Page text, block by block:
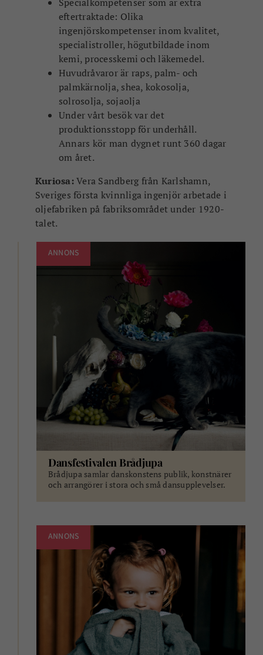
eftertraktade: Olika
ingenjörskompetenser inom kvalitet,
specialistroller, högutbildade inom
kemi, processkemi och läkemedel.
Huvudråvaror är raps, palm- och
palmkärnolja, shea, kokosolja,
solrosolja, sojaolja
Under vårt besök var det
produktionsstopp för underhåll.
Annars kör man dygnet runt 360 dagar
om året.
Kuriosa:Vera Sandberg från Karlshamn,
Sveriges första kvinnliga ingenjör arbetade i
oljefabriken på fabriksområdet under 1920-
talet.
ANNONS
Dansfestivalen Brådjupa
Brådjupa samlar danskonstens publik, konstnärer
och arrangörer i stora och små dansupplevelser.
ANNONS